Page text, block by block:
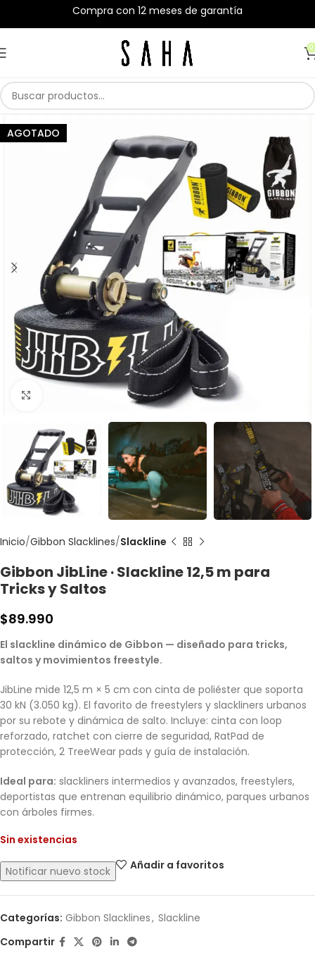
Compra con 12 meses de garantía
0
AGOTADO
Clic para agrandar
Inicio Gibbon Slacklines Slackline
Gibbon JibLine · Slackline 12,5 m para
Tricks y Saltos
$89.990
El slackline dinámico de Gibbon — diseñado para tricks,
saltos y movimientos freestyle.
JibLine mide 12,5 m × 5 cm con cinta de poliéster que soporta
30 kN (3.050 kg). El favorito de freestylers y slackliners urbanos
por su rebote y dinámica de salto. Incluye: cinta con loop
reforzado, ratchet con cierre de seguridad, RatPad de
protección, 2 TreeWear pads y guía de instalación.
Ideal para: slackliners intermedios y avanzados, freestylers,
deportistas que entrenan equilibrio dinámico, parques urbanos
con árboles firmes.
Sin existencias
Añadir a favoritos
Categorías: Gibbon Slacklines, Slackline
Compartir